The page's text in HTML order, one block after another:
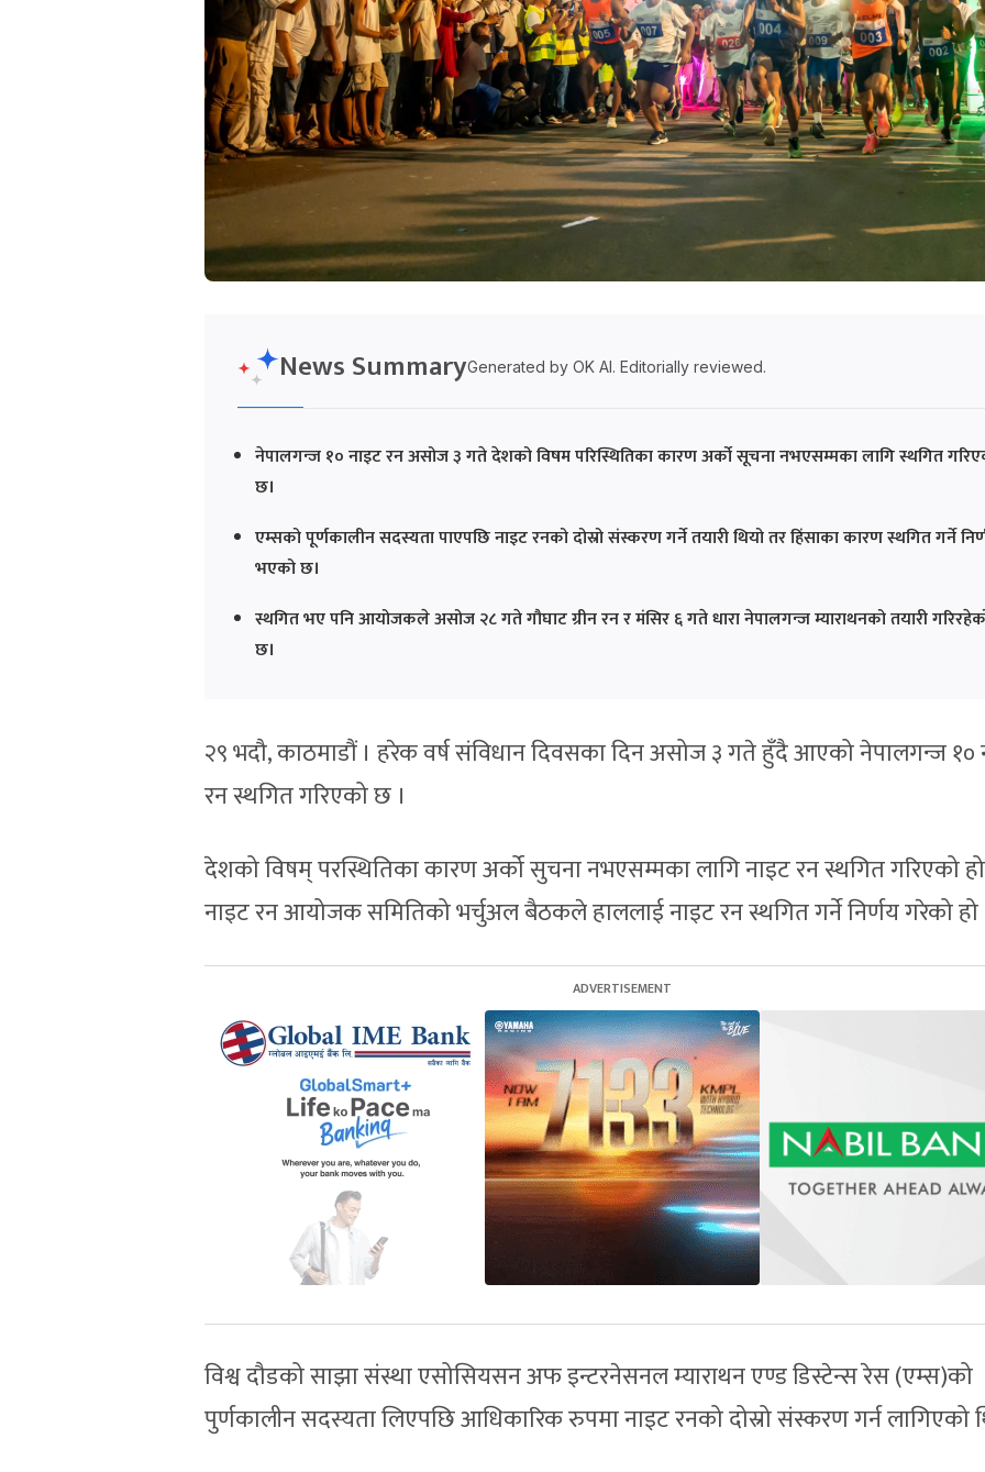
News SummaryGenerated by OK AI. Editorially reviewed.
नेपालगन्ज १० नाइट रन असोज ३ गते देशको विषम परिस्थितिका कारण अर्को सूचना नभएसम्मका लागि स्थगित
छ।
एम्सको पूर्णकालीन सदस्यता पाएपछि नाइट रनको दोस्रो संस्करण गर्ने तयारी थियो तर हिंसाका कारण स्थगित गर्ने
भएको छ।
स्थगित भए पनि आयोजकले असोज २८ गते गौघाट ग्रीन रन र मंसिर ६ गते धारा नेपालगन्ज म्याराथनको तयारी
छ।
२९ भदौ, काठमाडौं । हरेक वर्ष संविधान दिवसका दिन असोज ३ गते हुँदै आएको नेपालगन्ज १०
रन स्थगित गरिएको छ ।
देशको विषम् परस्थितिका कारण अर्को सुचना नभएसम्मका लागि नाइट रन स्थगित गरिएको
नाइट रन आयोजक समितिको भर्चुअल बैठकले हाललाई नाइट रन स्थगित गर्ने निर्णय गरेको हो
विश्व दौडको साझा संस्था एसोसियसन अफ इन्टरनेसनल म्याराथन एण्ड डिस्टेन्स रेस (एम्स)को
पुर्णकालीन सदस्यता लिएपछि आधिकारिक रुपमा नाइट रनको दोस्रो संस्करण गर्न लागिएको